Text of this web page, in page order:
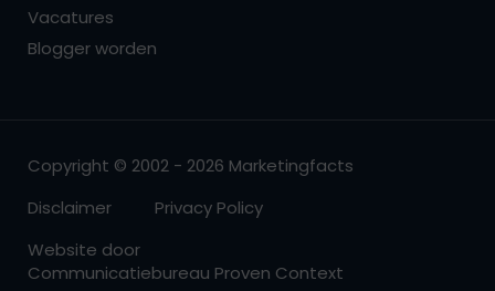
Vacatures
Blogger worden
Copyright © 2002 - 2026 Marketingfacts
Disclaimer
Privacy Policy
Website door
Communicatiebureau Proven Context